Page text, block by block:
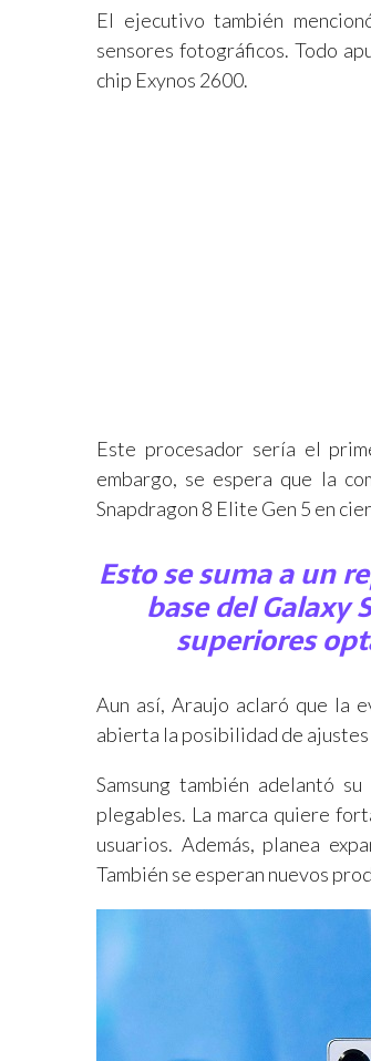
El ejecutivo también
sensores fotográficos. Todo
chip Exynos 2600.
Este procesador sería el
embargo, se espera que la
Snapdragon 8 Elite Gen 5 en
Esto se suma a un
base del Galaxy
superiores
Aun así, Araujo aclaró que la
abierta la posibilidad de
Samsung también adelantó
plegables. La marca quiere
usuarios. Además, planea
También se esperan nuevos